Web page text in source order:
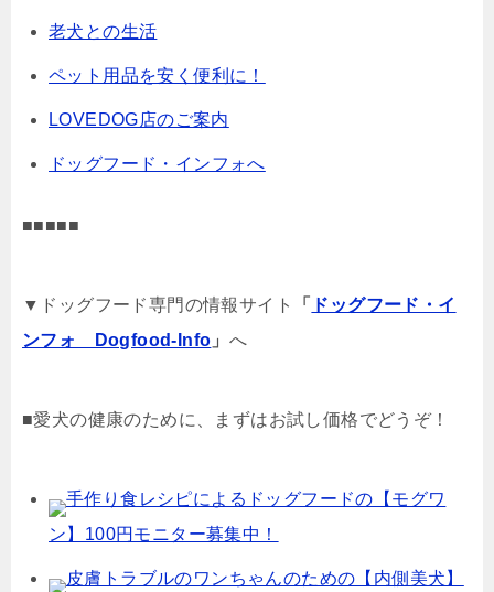
老犬との生活
ペット用品を安く便利に！
LOVEDOG店のご案内
ドッグフード・インフォへ
■■■■■
▼ドッグフード専門の情報サイト 「
ドッグフード・イ
ンフォ Dogfood-Info 」 へ
■愛犬の健康のために、まずはお試し価格でどうぞ！
手作り食レシピによるドッグフードの【モグワ
ン】100円モニター募集中！
皮膚トラブルのワンちゃんのための【内側美犬】